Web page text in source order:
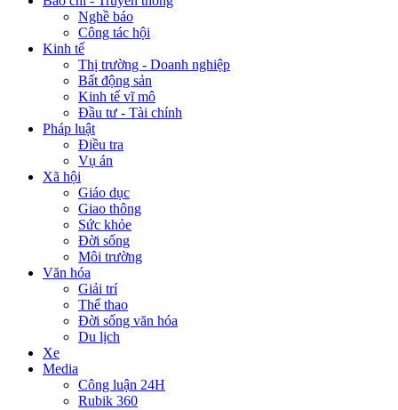
Nghề báo
Công tác hội
Kinh tế
Thị trường - Doanh nghiệp
Bất động sản
Kinh tế vĩ mô
Đầu tư - Tài chính
Pháp luật
Điều tra
Vụ án
Xã hội
Giáo dục
Giao thông
Sức khỏe
Đời sống
Môi trường
Văn hóa
Giải trí
Thể thao
Đời sống văn hóa
Du lịch
Xe
Media
Công luận 24H
Rubik 360